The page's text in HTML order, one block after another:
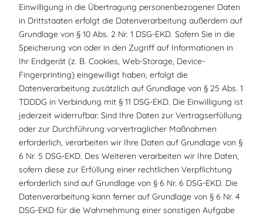
Einwilligung in die Übertragung personenbezogener Daten
in Drittstaaten erfolgt die Datenverarbeitung außerdem auf
Grundlage von § 10 Abs. 2 Nr. 1 DSG-EKD. Sofern Sie in die
Speicherung von oder in den Zugriff auf Informationen in
Ihr Endgerät (z. B. Cookies, Web-Storage, Device-
Fingerprinting) eingewilligt haben, erfolgt die
Datenverarbeitung zusätzlich auf Grundlage von § 25 Abs. 1
TDDDG in Verbindung mit § 11 DSG-EKD. Die Einwilligung ist
jederzeit widerrufbar. Sind Ihre Daten zur Vertragserfüllung
oder zur Durchführung vorvertraglicher Maßnahmen
erforderlich, verarbeiten wir Ihre Daten auf Grundlage von §
6 Nr. 5 DSG-EKD. Des Weiteren verarbeiten wir Ihre Daten,
sofern diese zur Erfüllung einer rechtlichen Verpflichtung
erforderlich sind auf Grundlage von § 6 Nr. 6 DSG-EKD. Die
Datenverarbeitung kann ferner auf Grundlage von § 6 Nr. 4
DSG-EKD für die Wahrnehmung einer sonstigen Aufgabe